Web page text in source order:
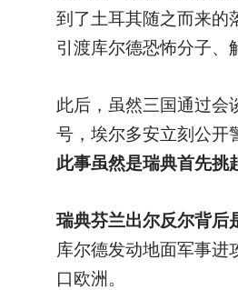
到了土耳其随之而来的
引渡库尔德恐怖分子、
此后，虽然三国通过会
号，埃尔多安立刻公开
此事虽然是瑞典首先挑
瑞典芬兰出尔反尔背后
库尔德发动地面军事进
口欧洲。